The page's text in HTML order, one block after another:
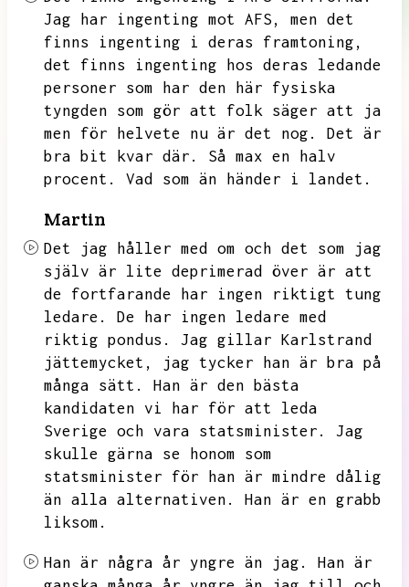
Jag har ingenting mot AFS,
men det
finns ingenting i deras framtoning,
det finns ingenting hos deras ledande
personer som har den här fysiska
tyngden som gör att folk säger att ja
men för helvete nu är det nog.
Det är
bra bit kvar där.
Så max en halv
procent.
Vad som än händer i landet.
Martin
Det jag håller med om och det som jag
själv är lite deprimerad över är att
de fortfarande har ingen riktigt tung
ledare.
De har ingen ledare med
riktig pondus.
Jag gillar Karlstrand
jättemycket,
jag tycker han är bra på
många sätt.
Han är den bästa
kandidaten vi har för att leda
Sverige och vara statsminister.
Jag
skulle gärna se honom som
statsminister för han är mindre dålig
än alla alternativen.
Han är en grabb
liksom.
Han är några år yngre än jag.
Han är